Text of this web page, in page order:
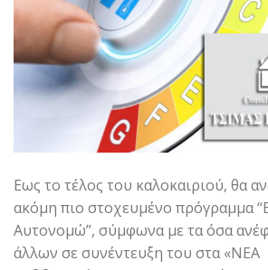
Εως το τέλος του καλοκαιριού, θα
ακόμη πιο στοχευμένο πρόγραμμα
Αυτονομώ”, σύμφωνα με τα όσα
άλλων σε συνέντευξη του στα «ΝΕΑ